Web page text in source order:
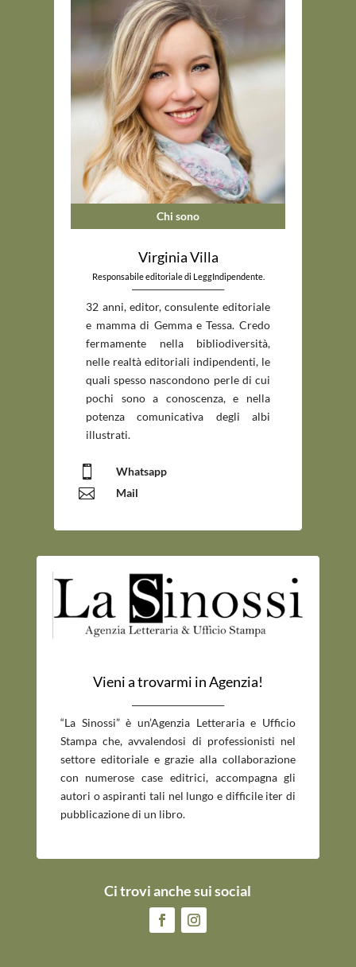
Chi sono
Virginia Villa
Responsabile editoriale di LeggIndipendente.
_____________________________
32 anni, editor, consulente editoriale
e mamma di Gemma e Tessa. Credo
fermamente nella bibliodiversità,
nelle realtà editoriali indipendenti, le
quali spesso nascondono perle di cui
pochi sono a conoscenza, e nella
potenza comunicativa degli albi
illustrati.
 Whatsapp
 Mail
Vieni a trovarmi in Agenzia!
“La Sinossi” è un’Agenzia Letteraria e Ufficio
Stampa che, avvalendosi di professionisti nel
settore editoriale e grazie alla collaborazione
con numerose case editrici, accompagna gli
autori o aspiranti tali nel lungo e difficile iter di
pubblicazione di un libro.
Ci trovi anche sui social